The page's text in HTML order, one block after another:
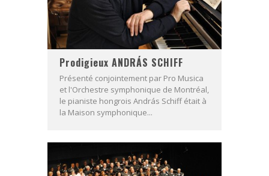
Prodigieux ANDRÁS SCHIFF
Présenté conjointement par Pro Musica
et l'Orchestre symphonique de Montréal,
le pianiste hongrois András Schiff était à
la Maison symphonique...